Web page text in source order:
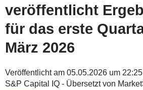
veröffentlicht
für das erste
März 2026
Veröffentlicht am 05.05.2026 um 22:25
S&P Capital IQ - Übersetzt von